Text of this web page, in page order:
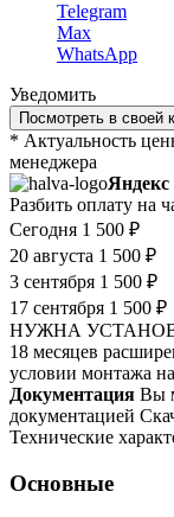
Telegram
Max
WhatsApp
Уведомить
Посмотреть в своей
* Актуальность
менеджера
Разбить оплату на
Сегодня 1 500 ₽
20 августа 1 500 ₽
3 сентября 1 500 ₽
17 сентября 1 500 ₽
НУЖНА
18 месяцев
условии монтажа
Документация Вы
документацией
Технические
Основные